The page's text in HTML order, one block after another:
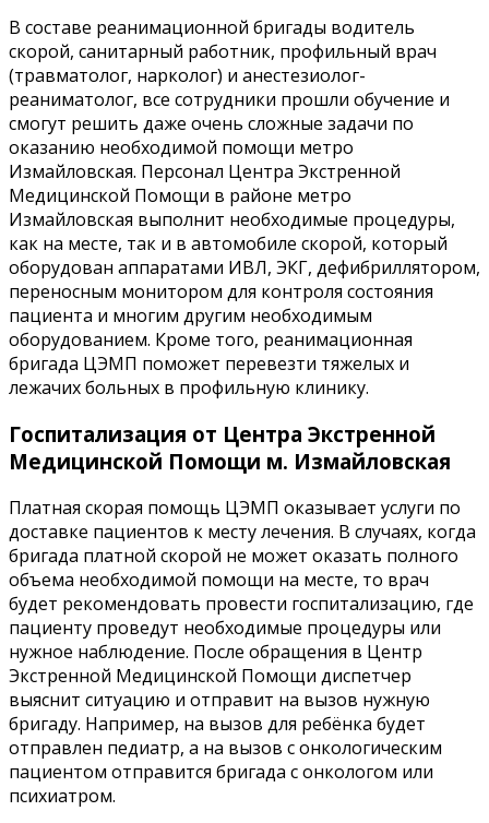
В составе реанимационной бригады водитель
скорой, санитарный работник, профильный врач
(травматолог, нарколог) и анестезиолог-
реаниматолог, все сотрудники прошли обучение и
смогут решить даже очень сложные задачи по
оказанию необходимой помощи метро
Измайловская. Персонал Центра Экстренной
Медицинской Помощи в районе метро
Измайловская выполнит необходимые процедуры,
как на месте, так и в автомобиле скорой, который
оборудован аппаратами ИВЛ, ЭКГ, дефибриллятором,
переносным монитором для контроля состояния
пациента и многим другим необходимым
оборудованием. Кроме того, реанимационная
бригада ЦЭМП поможет перевезти тяжелых и
лежачих больных в профильную клинику.
Госпитализация от Центра Экстренной
Медицинской Помощи м. Измайловская
Платная скорая помощь ЦЭМП оказывает услуги по
доставке пациентов к месту лечения. В случаях, когда
бригада платной скорой не может оказать полного
объема необходимой помощи на месте, то врач
будет рекомендовать провести госпитализацию, где
пациенту проведут необходимые процедуры или
нужное наблюдение. После обращения в Центр
Экстренной Медицинской Помощи диспетчер
выяснит ситуацию и отправит на вызов нужную
бригаду. Например, на вызов для ребёнка будет
отправлен педиатр, а на вызов с онкологическим
пациентом отправится бригада с онкологом или
психиатром.